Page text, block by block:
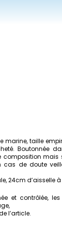
marine, taille
Boutonnée
composition mais
de doute
24cm d’aisselle
et contrôlée,
l’article.